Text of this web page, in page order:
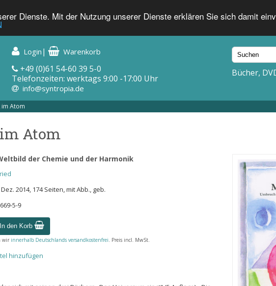
Dienste. Mit der Nutzung unserer Dienste erklären Sie sich damit
Login | Warenkorb
+49 (0)61 54-60 39 5-0
Telefonzeiten: werktags 9:00 -17:00 Uhr
info@syntropia.de
Bücher,
im Atom
Atom
der Chemie und der Harmonik
Dez. 2014, 174 Seiten, mit Abb., geb.
5-9
In den Korb
wir innerhalb Deutschlands versandkostenfrei. Preis incl. MwSt.
hinzufügen